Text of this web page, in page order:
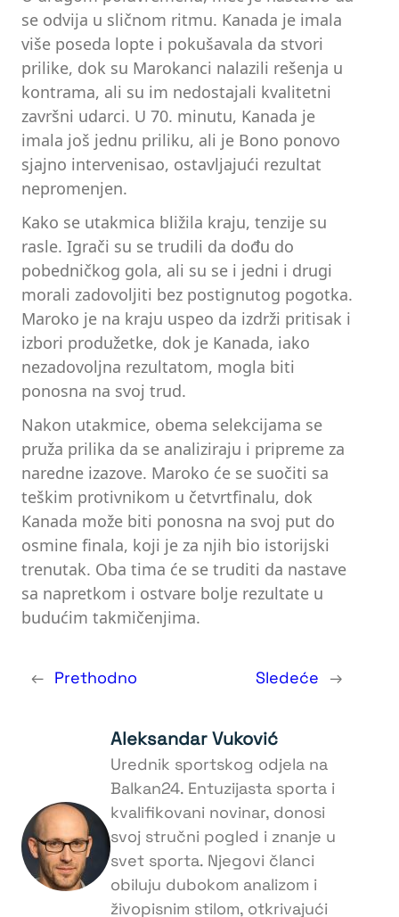
se odvija u sličnom ritmu. Kanada je imala
više poseda lopte i pokušavala da stvori
prilike, dok su Marokanci nalazili rešenja u
kontrama, ali su im nedostajali kvalitetni
završni udarci. U 70. minutu, Kanada je
imala još jednu priliku, ali je Bono ponovo
sjajno intervenisao, ostavljajući rezultat
nepromenjen.
Kako se utakmica bližila kraju, tenzije su
rasle. Igrači su se trudili da dođu do
pobedničkog gola, ali su se i jedni i drugi
morali zadovoljiti bez postignutog pogotka.
Maroko je na kraju uspeo da izdrži pritisak i
izbori produžetke, dok je Kanada, iako
nezadovoljna rezultatom, mogla biti
ponosna na svoj trud.
Nakon utakmice, obema selekcijama se
pruža prilika da se analiziraju i pripreme za
naredne izazove. Maroko će se suočiti sa
teškim protivnikom u četvrtfinalu, dok
Kanada može biti ponosna na svoj put do
osmine finala, koji je za njih bio istorijski
trenutak. Oba tima će se truditi da nastave
sa napretkom i ostvare bolje rezultate u
budućim takmičenjima.
← Prethodno Sledeće →
Aleksandar Vuković
Urednik sportskog odjela na
Balkan24. Entuzijasta sporta i
kvalifikovani novinar, donosi
svoj stručni pogled i znanje u
svet sporta. Njegovi članci
obiluju dubokom analizom i
živopisnim stilom, otkrivajući